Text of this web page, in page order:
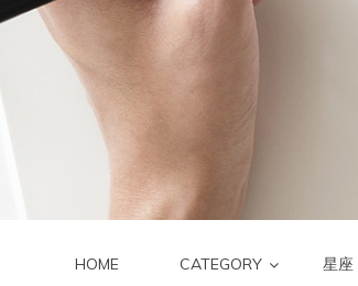
HOME CATEGORY 星座